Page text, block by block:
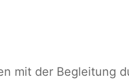
mit der Begleitung